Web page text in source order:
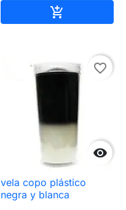


favorite_border
vela copo plástico
negra y blanca